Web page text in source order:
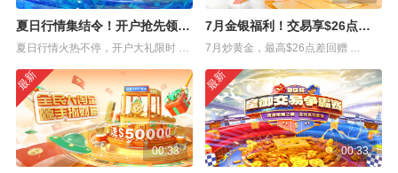
夏日行情集结令！开户抢先领$50000赠金
夏日行情火热不停，开户大礼限时 …
7月金银福利！交易享$26点差回赠
7月炒黄金，最高$26点差回赠 …
最新
00:33
最新
00:33